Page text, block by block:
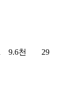
9.6천 29